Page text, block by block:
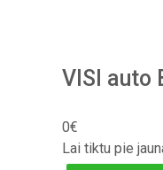
VISI auto
0€
Lai tiktu pie